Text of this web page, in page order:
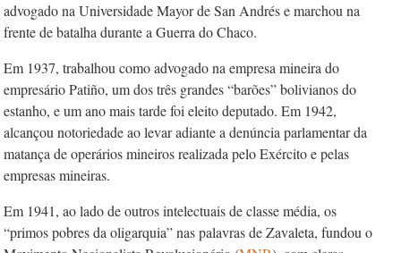
advogado na Universidade Mayor de San Andrés e marchou na
frente de batalha durante a Guerra do Chaco.
Em 1937, trabalhou como advogado na empresa mineira do
empresário Patiño, um dos três grandes “barões” bolivianos do
estanho, e um ano mais tarde foi eleito deputado. Em 1942,
alcançou notoriedade ao levar adiante a denúncia parlamentar da
matança de operários mineiros realizada pelo Exército e pelas
empresas mineiras.
Em 1941, ao lado de outros intelectuais de classe média, os
“primos pobres da oligarquia” nas palavras de Zavaleta, fundou o